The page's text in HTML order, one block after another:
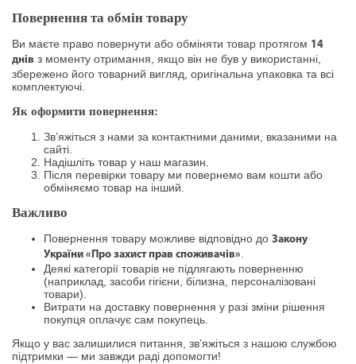
Повернення та обмін товару
Ви маєте право повернути або обміняти товар протягом 14
днів з моменту отримання, якщо він не був у використанні,
збережено його товарний вигляд, оригінальна упаковка та всі
комплектуючі.
Як оформити повернення:
Зв’яжіться з нами за контактними даними, вказаними на
сайті.
Надішліть товар у наш магазин.
Після перевірки товару ми повернемо вам кошти або
обміняємо товар на інший.
Важливо
Повернення товару можливе відповідно до Закону
України «Про захист прав споживачів».
Деякі категорії товарів не підлягають поверненню
(наприклад, засоби гігієни, білизна, персоналізовані
товари).
Витрати на доставку повернення у разі зміни рішення
покупця оплачує сам покупець.
Якщо у вас залишилися питання, зв’яжіться з нашою службою
підтримки — ми завжди раді допомогти!